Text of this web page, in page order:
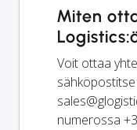
Miten
Voit ottaa
numerossa